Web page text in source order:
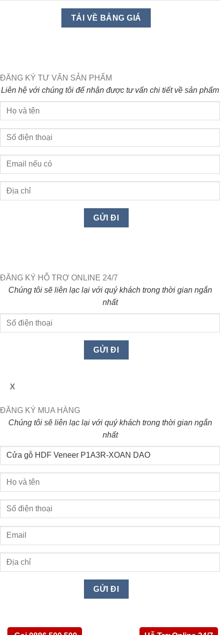
ĐĂNG KÝ TƯ VẤN SẢN PHẨM
Liên hệ với chúng tôi để nhận được tư vấn chi tiết về sản phẩm
ĐĂNG KÝ HỖ TRỢ ONLINE 24/7
Chúng tôi sẽ liên lạc lại với quý khách trong thời gian ngắn
nhất
X
ĐĂNG KÝ MUA HÀNG
Chúng tôi sẽ liên lạc lại với quý khách trong thời gian ngắn
nhất